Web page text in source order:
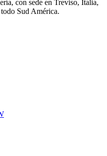
con sede en Treviso, Italia,
Sud América.